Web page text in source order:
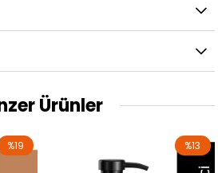
Ürünler
%19 %13